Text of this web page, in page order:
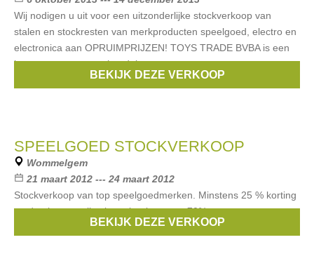
Wij nodigen u uit voor een uitzonderlijke stockverkoop van
stalen en stockresten van merkproducten speelgoed, electro en
electronica aan OPRUIMPRIJZEN! TOYS TRADE BVBA is een
import – export groothandel
,Goliath,disney ,studio 100
BEKIJK DEZE VERKOOP
SPEELGOED STOCKVERKOOP
Wommelgem
21 maart 2012 --- 24 maart 2012
Stockverkoop van top speelgoedmerken. Minstens 25 % korting
op de nieuwe collectie en kortingen tot 70%.
,lilliputiens,lego,hello kitty
BEKIJK DEZE VERKOOP